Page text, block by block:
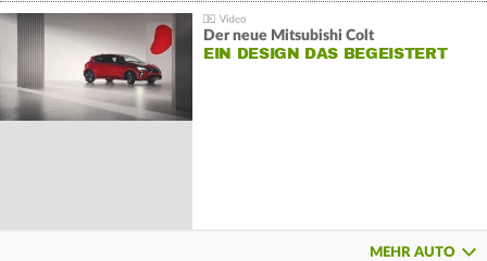
Der neue Mitsubishi Colt
EIN DESIGN DAS BEGEISTERT
MEHR AUTO